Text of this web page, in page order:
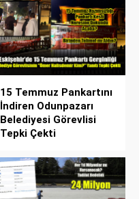
15 Temmuz Pankartını
İndiren Odunpazarı
Belediyesi Görevlisi
Tepki Çekti